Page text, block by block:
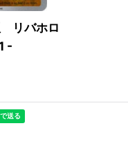
リバホロ
-